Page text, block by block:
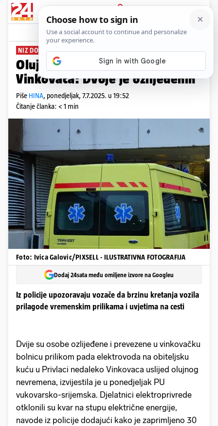
PRIJAVA
News Komentari
NIZ DOJAVA
Oluja srušila stup na kuću kod
Vinkovaca: Dvoje je ozlijeđenih
Piše HINA, ponedjeljak, 7.7.2025. u 19:52
Čitanje članka: < 1 min
Foto: Ivica Galovic/PIXSELL - ILUSTRATIVNA FOTOGRAFIJA
Dodaj 24sata među omiljene izvore na Googleu
Iz policije upozoravaju vozače da brzinu kretanja vozila
prilagode vremenskim prilikama i uvjetima na cesti
Dvije su osobe ozlijeđene i prevezene u vinkovačku
bolnicu prilikom pada elektrovoda na obiteljsku
kuću u Privlaci nedaleko Vinkovaca uslijed olujnog
nevremena, izvijestila je u ponedjeljak PU
vukovarsko-srijemska. Djelatnici elektroprivrede
otklonili su kvar na stupu električne energije,
navode iz policije dodajući kako je zaprimljeno 30